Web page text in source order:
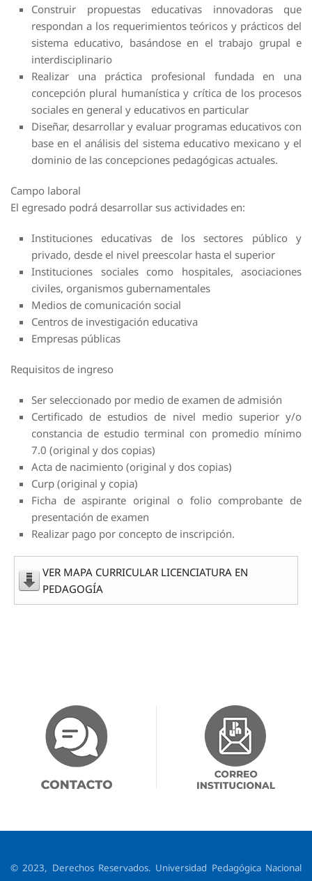
Construir propuestas educativas innovadoras que
respondan a los requerimientos teóricos y prácticos del
sistema educativo, basándose en el trabajo grupal e
interdisciplinario
Realizar una práctica profesional fundada en una
concepción plural humanística y crítica de los procesos
sociales en general y educativos en particular
Diseñar, desarrollar y evaluar programas educativos con
base en el análisis del sistema educativo mexicano y el
dominio de las concepciones pedagógicas actuales.
Campo laboral
El egresado podrá desarrollar sus actividades en:
Instituciones educativas de los sectores público y
privado, desde el nivel preescolar hasta el superior
Instituciones sociales como hospitales, asociaciones
civiles, organismos gubernamentales
Medios de comunicación social
Centros de investigación educativa
Empresas públicas
Requisitos de ingreso
Ser seleccionado por medio de examen de admisión
Certificado de estudios de nivel medio superior y/o
constancia de estudio terminal con promedio mínimo
7.0 (original y dos copias)
Acta de nacimiento (original y dos copias)
Curp (original y copia)
Ficha de aspirante original o folio comprobante de
presentación de examen
Realizar pago por concepto de inscripción.
VER MAPA CURRICULAR LICENCIATURA EN
PEDAGOGÍA
© 2023, Derechos Reservados. Universidad Pedagógica Nacional